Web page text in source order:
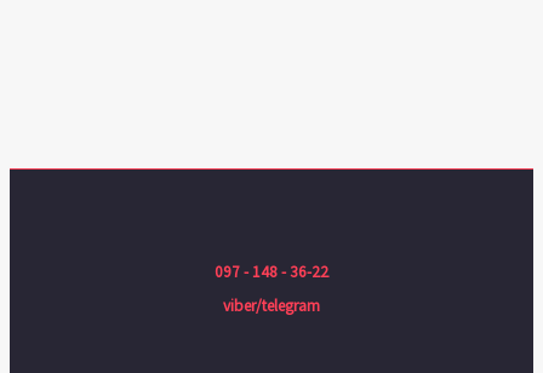
097 - 148 - 36-22
viber/telegram